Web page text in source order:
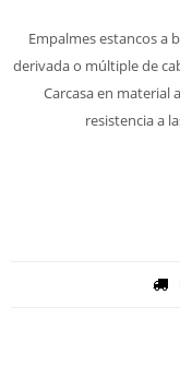
Empalmes estancos a
derivada o múltiple de
Carcasa en material
resistencia a